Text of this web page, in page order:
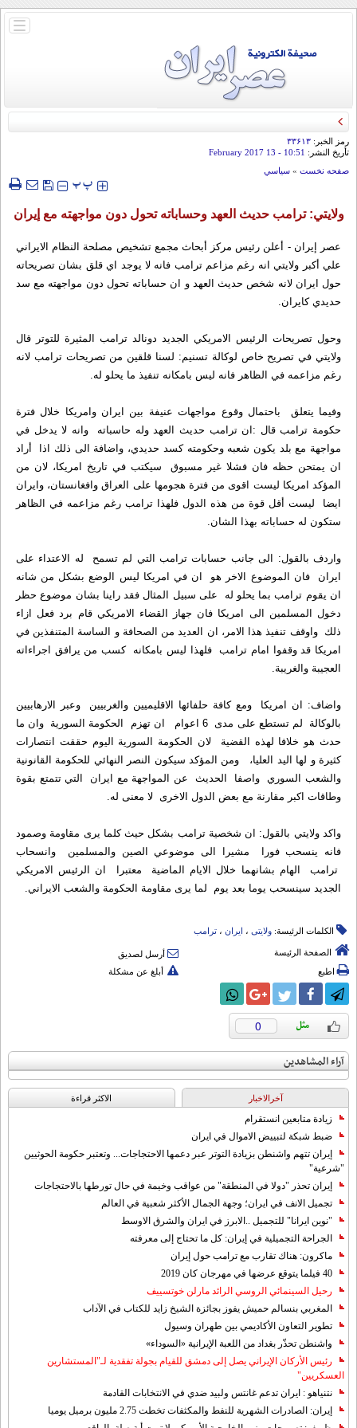
باز
رمز الخبر: ۳۳۶۱۳
تأريخ النشر: 10:51
- 13 February 2017
صفحه نخست » سياسي
‍‍‍ پپ
ولايتي: ترامب حديث العهد وحساباته تحول دون مواجهته مع إيران
عصر إيران - أعلن رئيس مركز أبحاث مجمع تشخيص مصلحة النظام الايراني
علي أكبر ولايتي انه رغم مزاعم ترامب فانه لا يوجد اي قلق بشان تصريحاته
حول ايران لانه شخص حديث العهد و ان حساباته تحول دون مواجهته مع سد
حديدي كايران.
وحول تصريحات الرئيس الامريكي الجديد دونالد ترامب المثيرة للتوتر قال
ولايتي في تصريح خاص لوكالة تسنيم: لسنا قلقين من تصريحات ترامب لانه
رغم مزاعمه في الظاهر فانه ليس بامكانه تنفيذ ما يحلو له.
وفيما يتعلق باحتمال وقوع مواجهات عنيفة بين ايران وامريكا خلال فترة
حكومة ترامب قال :ان ترامب حديث العهد وله حاسباته وانه لا يدخل في
مواجهة مع بلد يكون شعبه وحكومته كسد حديدي، واضافة الى ذلك اذا أراد
ان يمتحن حظه فان فشلا غير مسبوق سيكتب في تاريخ امريكا، لان من
المؤكد امريكا ليست اقوى من فترة هجومها على العراق وافغانستان، وايران
ايضا ليست أقل قوة من هذه الدول فلهذا ترامب رغم مزاعمه في الظاهر
ستكون له حساباته بهذا الشان.
واردف بالقول: الى جانب حسابات ترامب التي لم تسمح له الاعتداء على
ايران فان الموضوع الاخر هو ان في امريكا ليس الوضع بشكل من شانه
ان يقوم ترامب بما يحلو له على سبيل المثال فقد راينا بشان موضوع حظر
دخول المسلمين الى امريكا فان جهاز القضاء الامريكي قام برد فعل ازاء
ذلك واوقف تنفيذ هذا الامر، ان العديد من الصحافة و الساسة المتنفذين في
امريكا قد وقفوا امام ترامب فلهذا ليس بامكانه كسب من يرافق اجراءاته
العجيبة والغريبة.
واضاف: ان امريكا ومع كافة حلفائها الاقليميين والغربيين وعبر الارهابيين
بالوكالة لم تستطع على مدى 6 اعوام ان تهزم الحكومة السورية وان ما
حدث هو خلافا لهذه القضية لان الحكومة السورية اليوم حققت انتصارات
كثيرة و لها اليد العليا، ومن المؤكد سيكون النصر النهائي للحكومة القانونية
والشعب السوري واصفا الحديث عن المواجهة مع ايران التي تتمتع بقوة
وطاقات اكبر مقارنة مع بعض الدول الاخرى لا معنى له.
واكد ولايتي بالقول: ان شخصية ترامب بشكل حيث كلما يرى مقاومة وصمود
فانه ينسحب فورا مشيرا الى موضوعي الصين والمسلمين وانسحاب
ترامب الهام بشانهما خلال الايام الماضية معتبرا ان الرئيس الامريكي
الجديد سينسحب يوما بعد يوم لما يرى مقاومة الحكومة والشعب الايراني.
الكلمات الرئيسة: ولایتی ، ایران ، ترامب
الصفحة الرئيسة
أرسل لصديق
اطبع
أبلغ عن مشكلة
0
آراء المشاهدين
آخرالاخبار الاکثر قراءة
زيادة متابعين انستقرام
ضبط شبكة لتبييض الاموال في ايران
إيران تتهم واشنطن بزيادة التوتر عبر دعمها الاحتجاجات... وتعتبر حكومة الحوثيين
"شرعية"
إيران تحذر "دولا في المنطقة" من عواقب وخيمة في حال تورطها بالاحتجاجات
تجميل الانف في ايران؛ وجهة الجمال الأكثر شعبية في العالم
"نوين ايرانا" للتجميل ..الابرز في ايران والشرق الاوسط
الجراحة التجميلية في إيران: كل ما تحتاج إلى معرفته
ماكرون: هناك تقارب مع ترامب حول إيران
40 فيلما يتوقع عرضها في مهرجان كان 2019
رحيل السينمائي الروسي الرائد مارلن خوتسييف
المغربي بنسالم حميش يفوز بجائزة الشيخ زايد للكتاب في الآداب
تطوير التعاون الأكاديمي بين طهران وسيول
واشنطن تحذّر بغداد من اللعبة الإيرانية «السوداء»
رئيس الأركان الإيراني يصل إلى دمشق للقيام بجولة تفقدية لـ"المستشارين
العسكريين"
نتنياهو : ايران تدعم غانتس ولبيد ضدي في الانتخابات القادمة
إيران: الصادرات الشهریة للنفط والمكثفات تخطت 2.75 مليون برميل يوميا